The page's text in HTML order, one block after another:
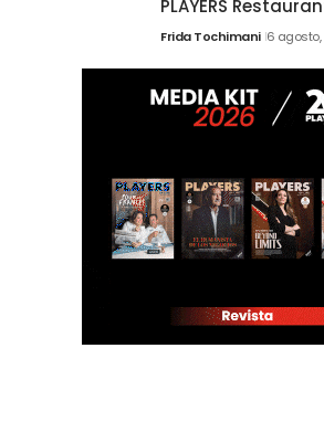
PLAYERS
Frida Tochimani 6 agosto,